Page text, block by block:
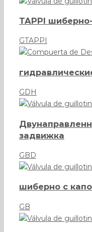
TAPPI
GTAPPI
GDH
задвижка
GBD
шиберно с
GB